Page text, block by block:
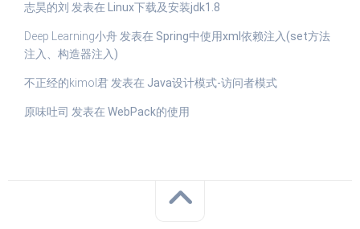
志昊的刘 发表在 Linux下载及安装jdk1.8
Deep Learning小舟 发表在 Spring中使用xml依赖注入(set方法
注入、构造器注入)
不正经的kimol君 发表在 Java设计模式-访问者模式
原味吐司 发表在 WebPack的使用